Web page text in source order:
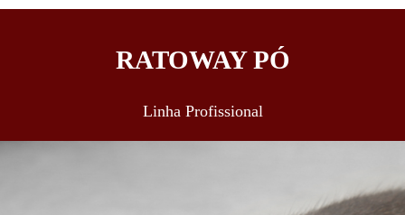
RATOWAY PÓ
Linha Profissional